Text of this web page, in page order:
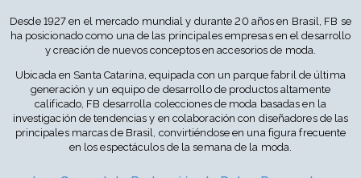
Desde 1927 en el mercado mundial y durante 20 años en Brasil, FB se
ha posicionado como una de las principales empresas en el desarrollo
y creación de nuevos conceptos en accesorios de moda.
Ubicada en Santa Catarina, equipada con un parque fabril de última
generación y un equipo de desarrollo de productos altamente
calificado, FB desarrolla colecciones de moda basadas en la
investigación de tendencias y en colaboración con diseñadores de las
principales marcas de Brasil, convirtiéndose en una figura frecuente
en los espectáculos de la semana de la moda.